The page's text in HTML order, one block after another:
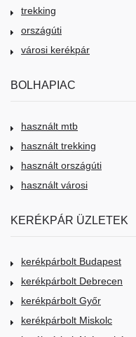
trekking
országúti
városi kerékpár
BOLHAPIAC
használt mtb
használt trekking
használt országúti
használt városi
KERÉKPÁR ÜZLETEK
kerékpárbolt Budapest
kerékpárbolt Debrecen
kerékpárbolt Győr
kerékpárbolt Miskolc